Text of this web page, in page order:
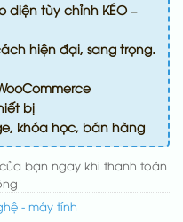
tùy chỉnh KÉO –
hiện đại, sang trọng.
bị
khóa học, bán hàng
bạn ngay khi thanh toán
- máy tính